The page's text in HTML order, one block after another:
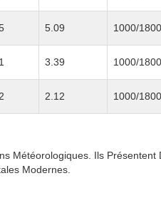
5.09 1000/1800
3.39 1000/1800
2.12 1000/1800
Météorologiques. Ils Présentent
Modernes.